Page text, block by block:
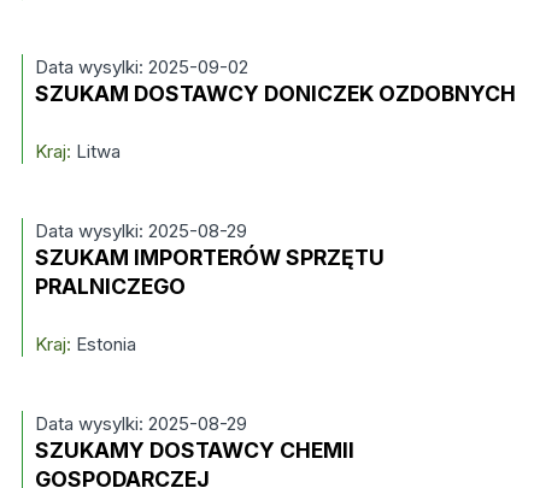
Data wysylki: 2025-09-02
SZUKAM DOSTAWCY DONICZEK OZDOBNYCH
Kraj: Litwa
Data wysylki: 2025-08-29
SZUKAM IMPORTERÓW SPRZĘTU
PRALNICZEGO
Kraj: Estonia
Data wysylki: 2025-08-29
SZUKAMY DOSTAWCY CHEMII
GOSPODARCZEJ